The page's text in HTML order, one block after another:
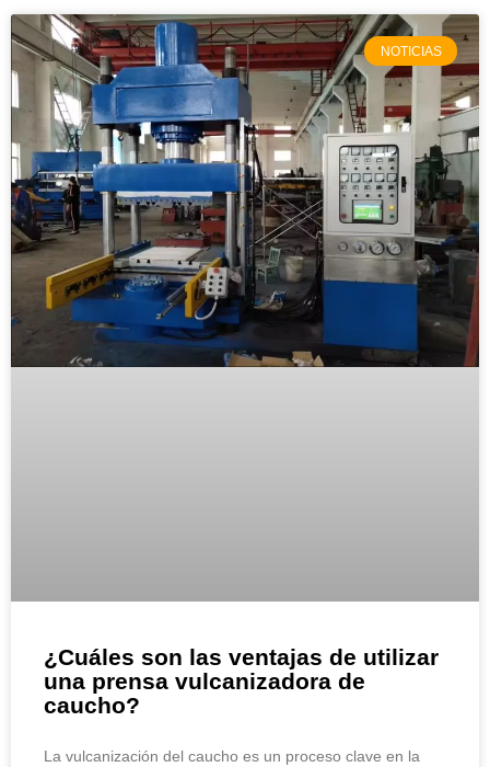
NOTICIAS
¿Cuáles son las ventajas de utilizar
una prensa vulcanizadora de
caucho?
La vulcanización del caucho es un proceso clave en la